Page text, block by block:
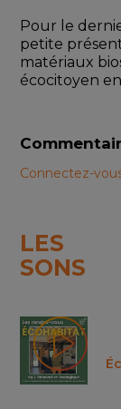
Pour le
petite
matériaux
écocitoyen
Connectez-
LES
SONS